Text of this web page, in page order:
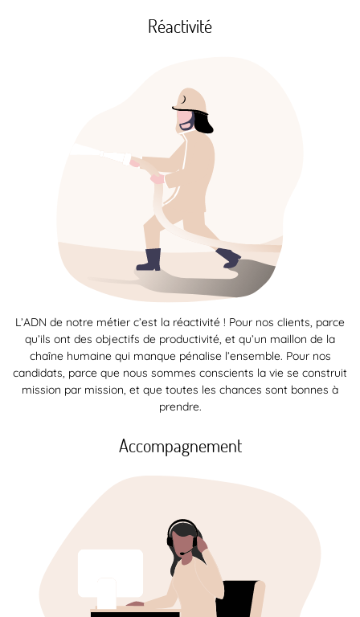
Réactivité
L’ADN de notre métier c’est la réactivité ! Pour nos clients, parce
qu’ils ont des objectifs de productivité, et qu’un maillon de la
chaîne humaine qui manque pénalise l’ensemble. Pour nos
candidats, parce que nous sommes conscients la vie se construit
mission par mission, et que toutes les chances sont bonnes à
prendre.
Accompagnement